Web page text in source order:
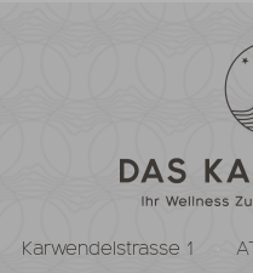
Karwendelstrasse 1